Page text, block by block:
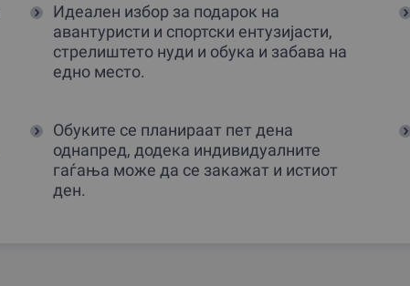
Идеален избор за подарок на
авантуристи и спортски ентузијасти,
стрелиштето нуди и обука и забава на
едно место.
Обуките се планираат пет дена
однапред, додека индивидуалните
гаѓања може да се закажат и истиот
ден.